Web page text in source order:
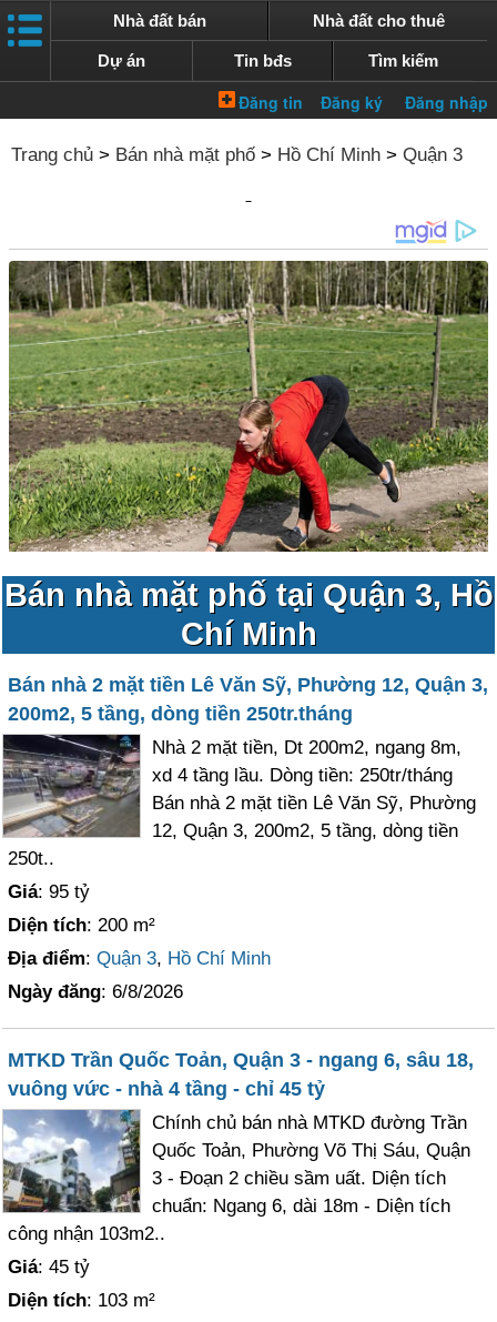
Nhà đất bán Nhà đất cho thuê
Dự án Tin bđs Tìm kiếm
Trang chủ > Bán nhà mặt phố > Hồ Chí Minh > Quận 3
Bán nhà mặt phố tại Quận 3, Hồ
Chí Minh
Bán nhà 2 mặt tiền Lê Văn Sỹ, Phường 12, Quận 3,
200m2, 5 tầng, dòng tiền 250tr.tháng
Nhà 2 mặt tiền, Dt 200m2, ngang 8m,
xd 4 tầng lầu. Dòng tiền: 250tr/tháng
Bán nhà 2 mặt tiền Lê Văn Sỹ, Phường
12, Quận 3, 200m2, 5 tầng, dòng tiền
250t..
Giá: 95 tỷ
Diện tích: 200 m²
Địa điểm:Quận 3, Hồ Chí Minh
Ngày đăng: 6/8/2026
MTKD Trần Quốc Toản, Quận 3 - ngang 6, sâu 18,
vuông vức - nhà 4 tầng - chỉ 45 tỷ
Chính chủ bán nhà MTKD đường Trần
Quốc Toản, Phường Võ Thị Sáu, Quận
3 - Đoạn 2 chiều sầm uất. Diện tích
chuẩn: Ngang 6, dài 18m - Diện tích
công nhận 103m2..
Giá: 45 tỷ
Diện tích: 103 m²